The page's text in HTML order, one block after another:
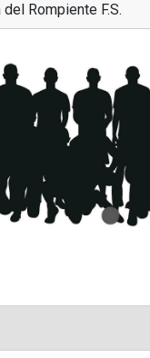
Rompiente F.S.